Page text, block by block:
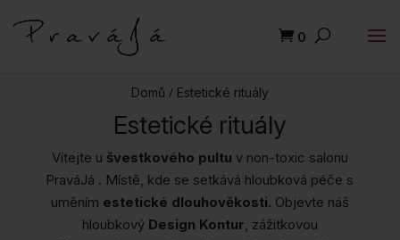
0
Domů / Estetické rituály
Estetické rituály
Vítejte u švestkového pultu v non-toxic salonu
PraváJá . Místě, kde se setkává hloubková péče s
uměním estetické dlouhověkosti. Objevte náš
hloubkový Design Kontur, zážitkovou